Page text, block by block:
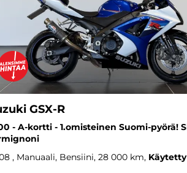
GSX-R
- A-kortti - 1.omisteinen Suomi-pyörä!
, Manuaali, Bensiini, 28 000 km Käytetty